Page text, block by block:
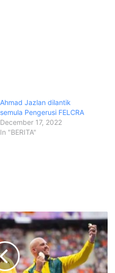
Ahmad Jazlan dilantik
semula Pengerusi FELCRA
December 17, 2022
In "BERITA"